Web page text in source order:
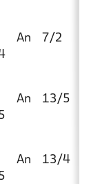
An 7/2
An 13/5
An 13/4